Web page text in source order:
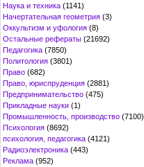
Наука и техника (1141)
Начертательная геометрия (3)
Оккультизм и уфология (8)
Остальные рефераты (21692)
Педагогика (7850)
Политология (3801)
Право (682)
Право, юриспруденция (2881)
Предпринимательство (475)
Прикладные науки (1)
Промышленность, производство (7100)
Психология (8692)
психология, педагогика (4121)
Радиоэлектроника (443)
Реклама (952)